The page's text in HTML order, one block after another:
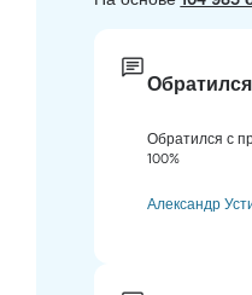
Обратился с
100%
Александр